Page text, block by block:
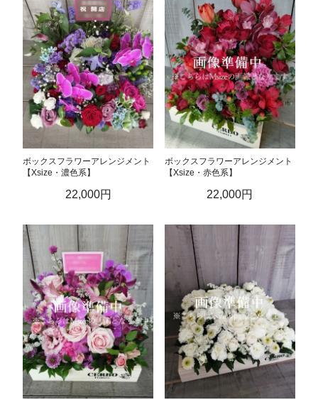
ボックスフラワーアレンジメント
【Xsize・濃色系】
22,000円
ボックスフラワーアレンジメント
【Xsize・赤色系】
22,000円